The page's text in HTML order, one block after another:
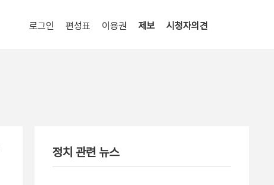
로그인 편성표 이용권 제보 시청자의견
정치 관련 뉴스